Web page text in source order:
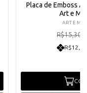
Placa de Emboss
Art e
ART E
R$15,30